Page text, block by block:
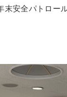
安全パトロー